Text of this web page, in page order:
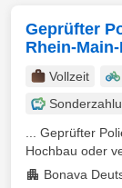
Geprüfter
Rhein-
Vollzeit
... Geprüfter
Hochbau oder
Bonava